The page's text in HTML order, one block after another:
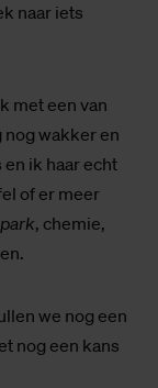
naar iets
met een van
wakker en
ik haar echt
of er meer
, chemie,
we nog een
nog een kans